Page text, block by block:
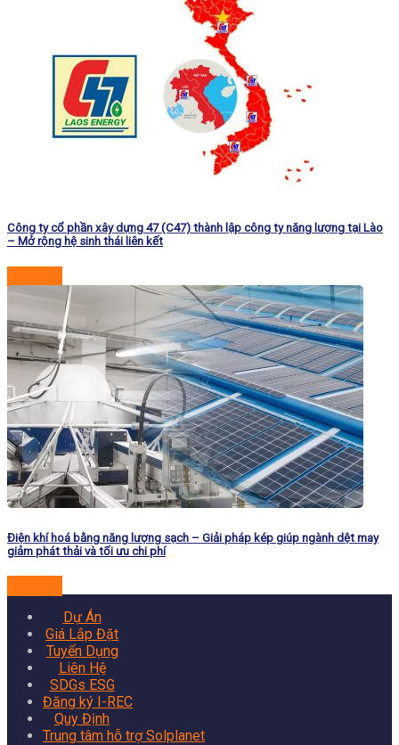
Công ty cổ phần xây dựng 47 (C47) thành lập công ty năng lượng tại Lào
– Mở rộng hệ sinh thái liên kết
Điện khí hoá bằng năng lượng sạch – Giải pháp kép giúp ngành dệt may
giảm phát thải và tối ưu chi phí
Dự Án
Giá Lắp Đặt
Tuyển Dụng
Liên Hệ
SDGs ESG
Đăng ký I-REC
Quy Định
Trung tâm hỗ trợ Solplanet